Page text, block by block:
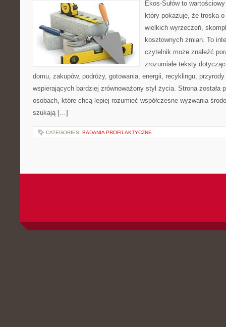
Ekos-Sułów to
który pokazuje, że troska
wielkich wyrzeczeń,
kosztownych zmian. To
czytelnik może znaleźć
zrozumiałe teksty
domu, zakupów, podróży, gotowania, energii, recyklingu,
wspierających bardziej zrównoważony styl życia. Strona została
osobach, które chcą lepiej rozumieć współczesne wyzwania
szukają […]
CATEGORIES: BADANIA PROFILAKTYCZNE